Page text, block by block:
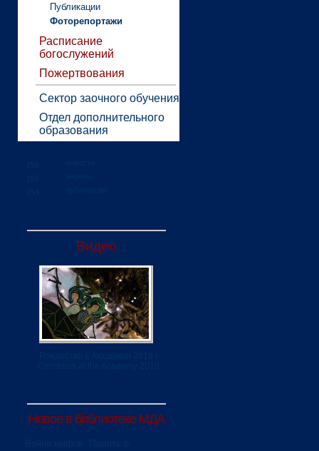
Публикации
Фоторепортажи
Расписание
богослужений
Пожертвования
Сектор заочного обучения
Отдел дополнительного
образования
Видео
Новое в библиотеке МДА